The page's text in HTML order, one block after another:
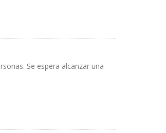
Se espera alcanzar una